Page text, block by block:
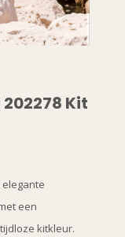
202278 Kit
elegante
een
kitkleur.